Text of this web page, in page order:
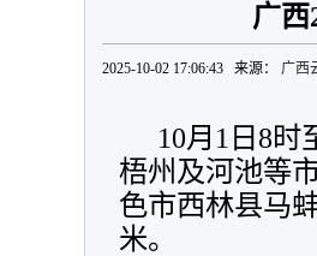
广
2025-10-02 17:06:43 来源： 广西
10月1日8时
梧州及河池等
色市西林县马
米。